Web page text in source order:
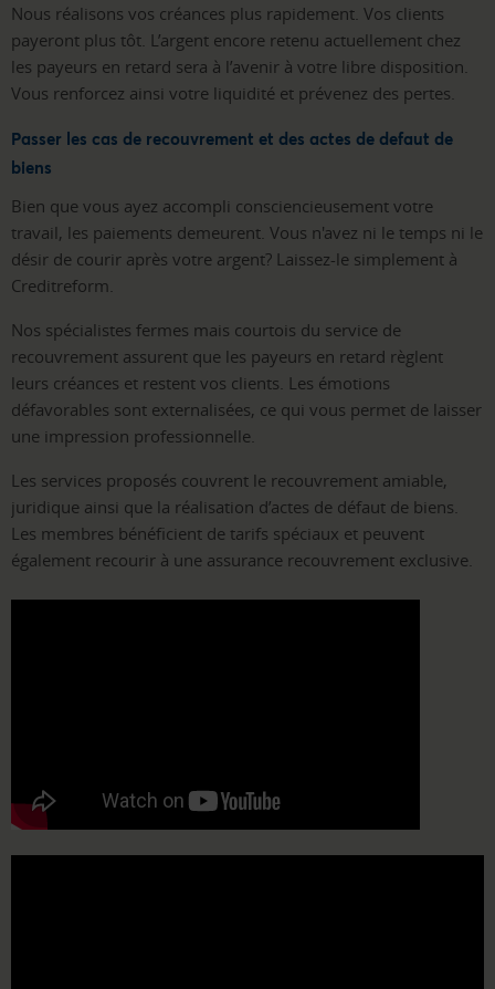
Nous réalisons vos créances plus rapidement. Vos clients
payeront plus tôt. L’argent encore retenu actuellement chez
les payeurs en retard sera à l’avenir à votre libre disposition.
Vous renforcez ainsi votre liquidité et prévenez des pertes.
Passer les cas de recouvrement et des actes de defaut de
biens
Bien que vous ayez accompli consciencieusement votre
travail, les paiements demeurent. Vous n'avez ni le temps ni le
désir de courir après votre argent? Laissez-le simplement à
Creditreform.
Nos spécialistes fermes mais courtois du service de
recouvrement assurent que les payeurs en retard règlent
leurs créances et restent vos clients. Les émotions
défavorables sont externalisées, ce qui vous permet de laisser
une impression professionnelle.
Les services proposés couvrent le recouvrement amiable,
juridique ainsi que la réalisation d’actes de défaut de biens.
Les membres bénéficient de tarifs spéciaux et peuvent
également recourir à une assurance recouvrement exclusive.